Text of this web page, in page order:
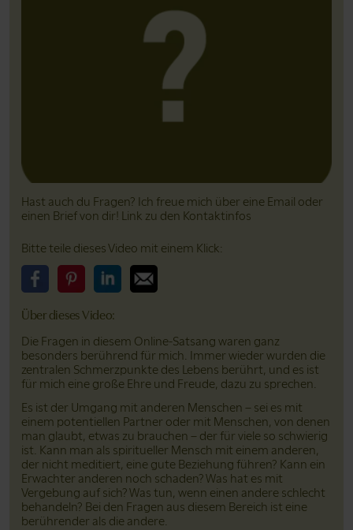
Hast auch du Fragen? Ich freue mich über eine Email oder
einen Brief von dir! Link zu den Kontaktinfos
Bitte teile dieses Video mit einem Klick:
Über dieses Video:
Die Fragen in diesem Online-Satsang waren ganz
besonders berührend für mich. Immer wieder wurden die
zentralen Schmerzpunkte des Lebens berührt, und es ist
für mich eine große Ehre und Freude, dazu zu sprechen.
Es ist der Umgang mit anderen Menschen – sei es mit
einem potentiellen Partner oder mit Menschen, von denen
man glaubt, etwas zu brauchen – der für viele so schwierig
ist. Kann man als spiritueller Mensch mit einem anderen,
der nicht meditiert, eine gute Beziehung führen? Kann ein
Erwachter anderen noch schaden? Was hat es mit
Vergebung auf sich? Was tun, wenn einen andere schlecht
behandeln? Bei den Fragen aus diesem Bereich ist eine
berührender als die andere.